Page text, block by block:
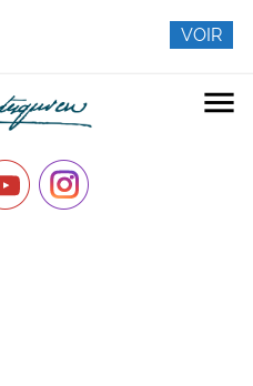
menu
VOIR